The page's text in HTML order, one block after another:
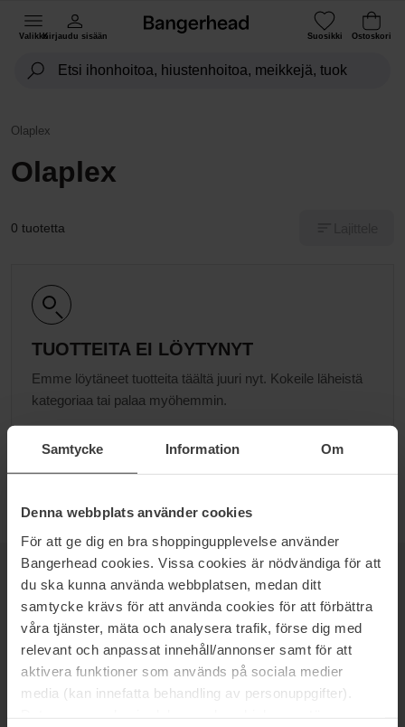
Samtycke Information Om
Denna webbplats använder cookies
För att ge dig en bra shoppingupplevelse använder
Bangerhead cookies. Vissa cookies är nödvändiga för att
du ska kunna använda webbplatsen, medan ditt
samtycke krävs för att använda cookies för att förbättra
våra tjänster, mäta och analysera trafik, förse dig med
relevant och anpassat innehåll/annonser samt för att
aktivera funktioner som används på sociala medier
media (kan innefatta behandling av personuppgifter).
ValikkoKirjaudu sisään Suosikki Ostoskori
Olaplex
Olaplex
0 tuotetta
TUOTTEITA EI LÖYTYNYT
Emme löytäneet tuotteita täältä juuri nyt. Kokeile läheistä
kategoriaa tai palaa myöhemmin.
Siirry kategoriaan B
UUTISKIRJEOLE ENSIMMÄISTEN JOUKOSSA
Haluatko parhaat kauneusuutiset suoraan sähköpostiisi? Saat
uusimmat trendit, vinkit ja eksklusiiviset tarjoukset!